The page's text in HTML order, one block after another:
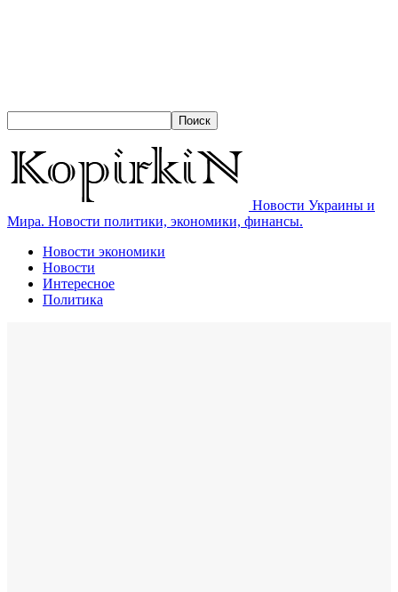
Новости Украины и
Мира. Новости политики, экономики, финансы.
Новости экономики
Новости
Интересное
Политика